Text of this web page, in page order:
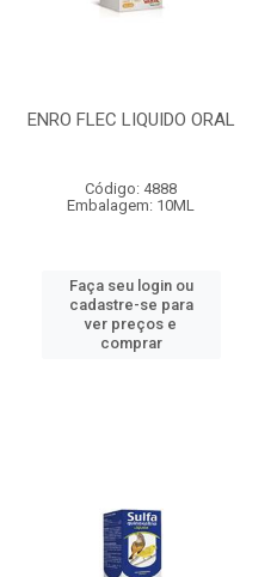
ENRO FLEC LIQUIDO ORAL
Código: 4888
Embalagem: 10ML
Faça seu login ou
cadastre-se para
ver preços e
comprar